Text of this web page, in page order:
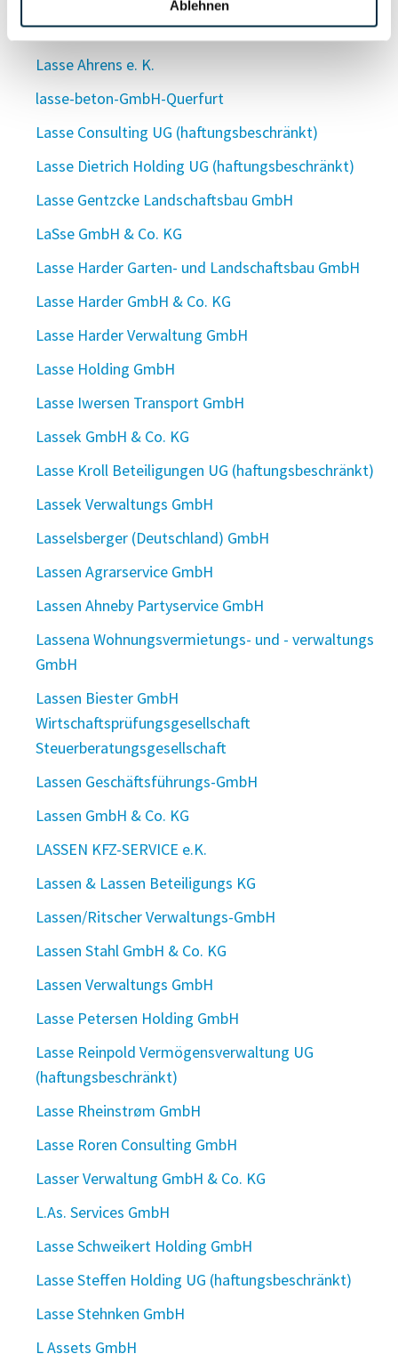
Ablehnen
Lass dir schmecken GmbH
Lasse Ahrens e. K.
lasse-beton-GmbH-Querfurt
Lasse Consulting UG (haftungsbeschränkt)
Lasse Dietrich Holding UG (haftungsbeschränkt)
Lasse Gentzcke Landschaftsbau GmbH
LaSse GmbH & Co. KG
Lasse Harder Garten- und Landschaftsbau GmbH
Lasse Harder GmbH & Co. KG
Lasse Harder Verwaltung GmbH
Lasse Holding GmbH
Lasse Iwersen Transport GmbH
Lassek GmbH & Co. KG
Lasse Kroll Beteiligungen UG (haftungsbeschränkt)
Lassek Verwaltungs GmbH
Lasselsberger (Deutschland) GmbH
Lassen Agrarservice GmbH
Lassen Ahneby Partyservice GmbH
Lassena Wohnungsvermietungs- und - verwaltungs
GmbH
Lassen Biester GmbH
Wirtschaftsprüfungsgesellschaft
Steuerberatungsgesellschaft
Lassen Geschäftsführungs-GmbH
Lassen GmbH & Co. KG
LASSEN KFZ-SERVICE e.K.
Lassen & Lassen Beteiligungs KG
Lassen/Ritscher Verwaltungs-GmbH
Lassen Stahl GmbH & Co. KG
Lassen Verwaltungs GmbH
Lasse Petersen Holding GmbH
Lasse Reinpold Vermögensverwaltung UG
(haftungsbeschränkt)
Lasse Rheinstrøm GmbH
Lasse Roren Consulting GmbH
Lasser Verwaltung GmbH & Co. KG
L.As. Services GmbH
Lasse Schweikert Holding GmbH
Lasse Steffen Holding UG (haftungsbeschränkt)
Lasse Stehnken GmbH
L Assets GmbH